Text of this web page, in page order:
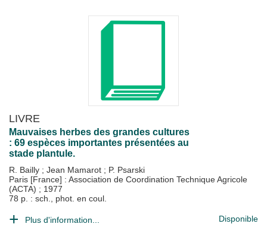
LIVRE
Mauvaises herbes des grandes cultures
: 69 espèces importantes présentées au
stade plantule.
R. Bailly ; Jean Mamarot ; P. Psarski
Paris [France] : Association de Coordination Technique Agricole
(ACTA) ; 1977
78 p. : sch., phot. en coul.
Plus d'information... Disponible